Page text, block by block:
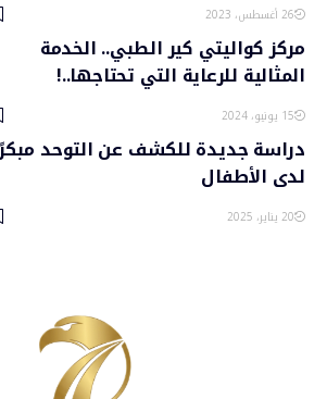
26 أغسطس، 2023
مركز كواليتي كير الطبي.. الخدمة
المثالية للرعاية التي تحتاجها..!
15 يونيو، 2024
دراسة جديدة للكشف عن التوحد
لدى الأطفال
20 يناير، 2025